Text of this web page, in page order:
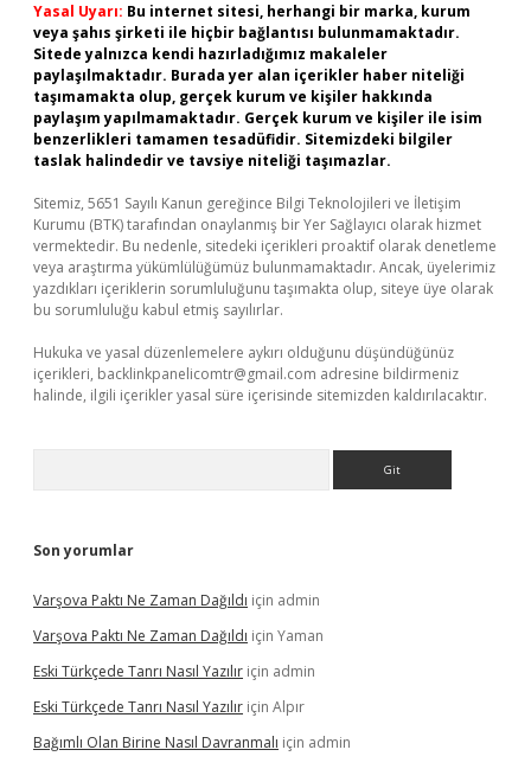
Yasal Uyarı: Bu internet sitesi, herhangi bir marka, kurum
veya şahıs şirketi ile hiçbir bağlantısı bulunmamaktadır.
Sitede yalnızca kendi hazırladığımız makaleler
paylaşılmaktadır. Burada yer alan içerikler haber niteliği
taşımamakta olup, gerçek kurum ve kişiler hakkında
paylaşım yapılmamaktadır. Gerçek kurum ve kişiler ile isim
benzerlikleri tamamen tesadüfidir. Sitemizdeki bilgiler
taslak halindedir ve tavsiye niteliği taşımazlar.
Sitemiz, 5651 Sayılı Kanun gereğince Bilgi Teknolojileri ve İletişim
Kurumu (BTK) tarafından onaylanmış bir Yer Sağlayıcı olarak hizmet
vermektedir. Bu nedenle, sitedeki içerikleri proaktif olarak denetleme
veya araştırma yükümlülüğümüz bulunmamaktadır. Ancak, üyelerimiz
yazdıkları içeriklerin sorumluluğunu taşımakta olup, siteye üye olarak
bu sorumluluğu kabul etmiş sayılırlar.
Hukuka ve yasal düzenlemelere aykırı olduğunu düşündüğünüz
içerikleri, backlinkpanelicomtr@gmail.com adresine bildirmeniz
halinde, ilgili içerikler yasal süre içerisinde sitemizden kaldırılacaktır.
Son yorumlar
Varşova Paktı Ne Zaman Dağıldı için admin
Varşova Paktı Ne Zaman Dağıldı için Yaman
Eski Türkçede Tanrı Nasıl Yazılır için admin
Eski Türkçede Tanrı Nasıl Yazılır için Alpır
Bağımlı Olan Birine Nasıl Davranmalı için admin